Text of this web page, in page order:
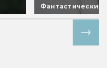
Фантастические